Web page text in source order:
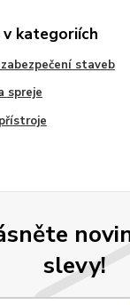
kategoriích
staveb
spreje
slevy!